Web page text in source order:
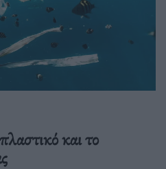
και το